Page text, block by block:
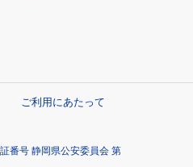
ご利用にあたって
番号 静岡県公安委員会 第